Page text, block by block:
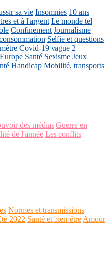
sa vie Insomnies 10 ans
et à l'argent Le monde tel
Confinement Journalisme
Selfie et questions
Covid-19 vague 2
Europe Santé Sexisme Jeux
Handicap Mobilité, transports
des médias Guerre en
de l'année Les conflits
Normes et transmissions
2022 Santé et bien-être Amour